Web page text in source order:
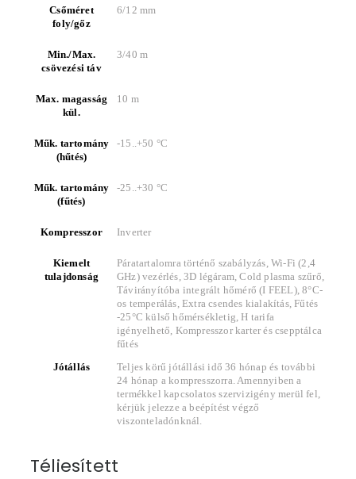
Csőméret
foly/gőz
6/12 mm
Min./Max.
csövezési táv
3/40 m
Max. magasság
kül.
10 m
Műk. tartomány
(hűtés)
-15..+50 °C
Műk. tartomány
(fűtés)
-25..+30 °C
Kompresszor Inverter
Kiemelt
tulajdonság
Páratartalomra történő szabályzás, Wi-Fi (2,4
GHz) vezérlés, 3D légáram, Cold plasma szűrő,
Távirányítóba integrált hőmérő (I FEEL), 8°C-
os temperálás, Extra csendes kialakítás, Fűtés
-25°C külső hőmérsékletig, H tarifa
igényelhető, Kompresszor karter és csepptálca
fűtés
Jótállás
Teljes körű jótállási idő 36 hónap és további
24 hónap a kompresszorra. Amennyiben a
termékkel kapcsolatos szervizigény merül fel,
kérjük jelezze a beépítést végző
viszonteladónknál.
Téliesített